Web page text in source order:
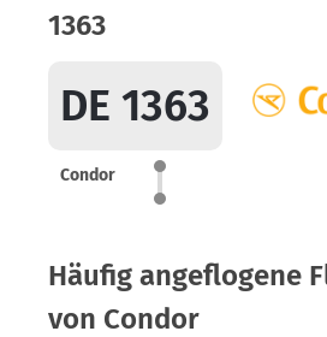
1363
DE 1363
Condor
Häufig angeflogene
von Condor